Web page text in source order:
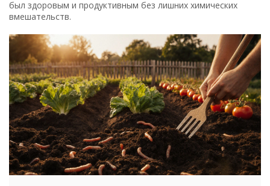
был здоровым и продуктивным без лишних химических
вмешательств.